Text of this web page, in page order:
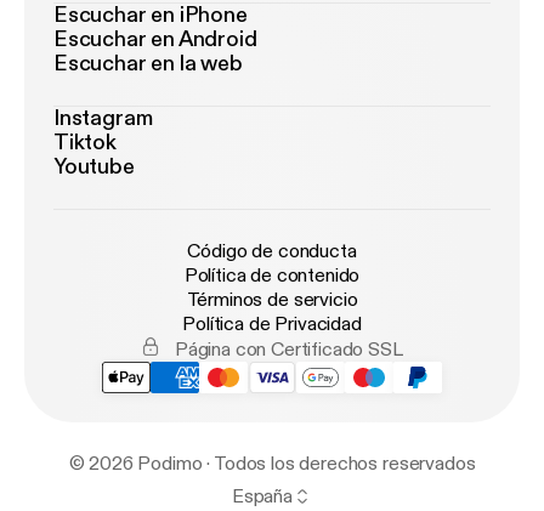
Escuchar en iPhone
Escuchar en Android
Escuchar en la web
Instagram
Tiktok
Youtube
Código de conducta
Política de contenido
Términos de servicio
Política de Privacidad
Página con Certificado SSL
© 2026 Podimo · Todos los derechos reservados
España